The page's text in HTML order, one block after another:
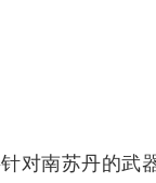
对南苏丹的武